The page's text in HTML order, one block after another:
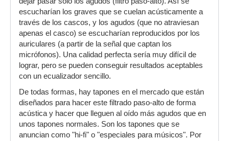
escucharían los graves que se cuelan acústicamente a
través de los cascos, y los agudos (que no atraviesan
apenas el casco) se escucharían reproducidos por los
auriculares (a partir de la señal que captan los
micrófonos). Una calidad perfecta sería muy difícil de
lograr, pero se pueden conseguir resultados aceptables
con un ecualizador sencillo.
De todas formas, hay tapones en el mercado que están
diseñados para hacer este filtrado paso-alto de forma
acústica y hacer que lleguen al oído más agudos que en
unos tapones normales. Son los tapones que se
anuncian como "hi-fi" o "especiales para músicos". Por